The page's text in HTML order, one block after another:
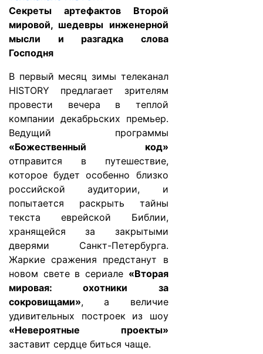
Секреты артефактов Второй
мировой, шедевры инженерной
мысли и разгадка слова
Господня
В первый месяц зимы телеканал
HISTORY предлагает зрителям
провести вечера в теплой
компании декабрьских премьер.
Ведущий программы
«Божественный код»
отправится в путешествие,
которое будет особенно близко
российской аудитории, и
попытается раскрыть тайны
текста еврейской Библии,
хранящейся за закрытыми
дверями Санкт-Петербурга.
Жаркие сражения предстанут в
новом свете в сериале «Вторая
мировая: охотники за
сокровищами», а величие
удивительных построек из шоу
«Невероятные проекты»
заставит сердце биться чаще.